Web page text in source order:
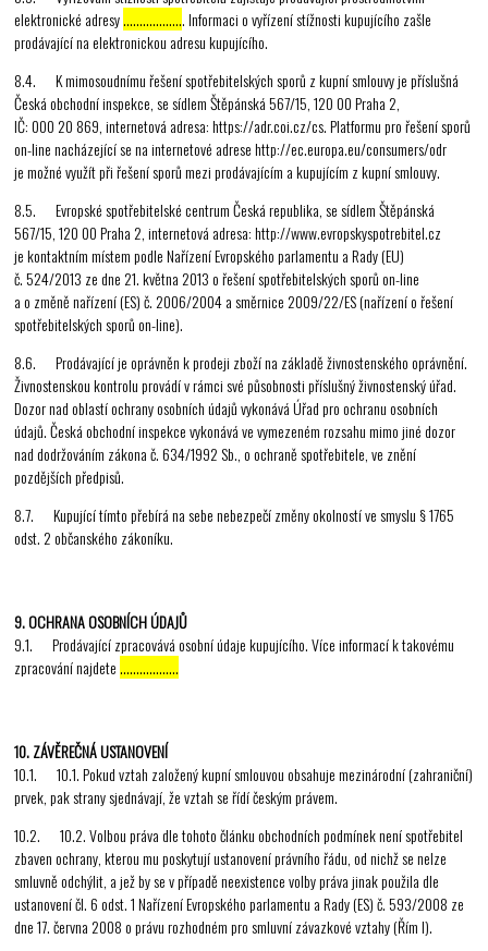
elektronické adresy………………. Informaci o vyřízení stížnosti kupujícího zašle
prodávající na elektronickou adresu kupujícího.
8.4. K mimosoudnímu řešení spotřebitelských sporů z kupní smlouvy je příslušná
Česká obchodní inspekce, se sídlem Štěpánská 567/15, 120 00 Praha 2,
IČ: 000 20 869, internetová adresa: https://adr.coi.cz/cs. Platformu pro řešení sporů
on-line nacházející se na internetové adrese http://ec.europa.eu/consumers/odr
je možné využít při řešení sporů mezi prodávajícím a kupujícím z kupní smlouvy.
8.5. Evropské spotřebitelské centrum Česká republika, se sídlem Štěpánská
567/15, 120 00 Praha 2, internetová adresa: http://www.evropskyspotrebitel.cz
je kontaktním místem podle Nařízení Evropského parlamentu a Rady (EU)
č. 524/2013 ze dne 21. května 2013 o řešení spotřebitelských sporů on-line
a o změně nařízení (ES) č. 2006/2004 a směrnice 2009/22/ES (nařízení o řešení
spotřebitelských sporů on-line).
8.6. Prodávající je oprávněn k prodeji zboží na základě živnostenského oprávnění.
Živnostenskou kontrolu provádí v rámci své působnosti příslušný živnostenský úřad.
Dozor nad oblastí ochrany osobních údajů vykonává Úřad pro ochranu osobních
údajů. Česká obchodní inspekce vykonává ve vymezeném rozsahu mimo jiné dozor
nad dodržováním zákona č. 634/1992 Sb., o ochraně spotřebitele, ve znění
pozdějších předpisů.
8.7. Kupující tímto přebírá na sebe nebezpečí změny okolností ve smyslu § 1765
odst. 2 občanského zákoníku.
9. OCHRANA OSOBNÍCH ÚDAJŮ
9.1. Prodávající zpracovává osobní údaje kupujícího. Více informací k takovému
zpracování najdete ………………
10. ZÁVĚREČNÁ USTANOVENÍ
10.1. 10.1. Pokud vztah založený kupní smlouvou obsahuje mezinárodní (zahraniční)
prvek, pak strany sjednávají, že vztah se řídí českým právem.
10.2. 10.2. Volbou práva dle tohoto článku obchodních podmínek není spotřebitel
zbaven ochrany, kterou mu poskytují ustanovení právního řádu, od nichž se nelze
smluvně odchýlit, a jež by se v případě neexistence volby práva jinak použila dle
ustanovení čl. 6 odst. 1 Nařízení Evropského parlamentu a Rady (ES) č. 593/2008 ze
dne 17. června 2008 o právu rozhodném pro smluvní závazkové vztahy (Řím I).